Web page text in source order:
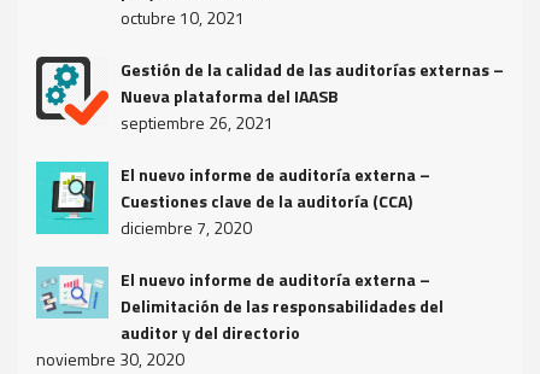
octubre 10, 2021
Gestión de la calidad de las auditorías externas –
Nueva plataforma del IAASB
septiembre 26, 2021
El nuevo informe de auditoría externa –
Cuestiones clave de la auditoría (CCA)
diciembre 7, 2020
El nuevo informe de auditoría externa –
Delimitación de las responsabilidades del
auditor y del directorio
noviembre 30, 2020